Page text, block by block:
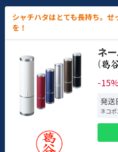
シャチハタはとても長持ち。せ
を！
ネ
(
-15%
発送
ネコポ